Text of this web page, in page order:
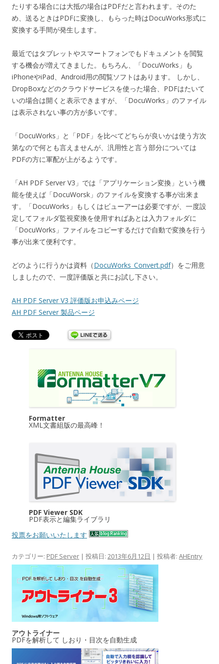
たりする場合には大抵の場合はPDFだと言われます。そのた
め、送るときはPDFに変換し、もらった時はDocuWorks形式に
変換する手間が発生します。
最近ではタブレットやスマートフォンでもドキュメントを閲覧
する機会が増えてきました。もちろん、「DocuWorks」も
iPhoneやiPad、Android用の閲覧ソフトはあります。 しかし、
DropBoxなどのクラウドサービスを使った場合、PDFはたいて
いの場合は開くと表示できますが、「DocuWorks」のファイル
は表示されない事の方が多いです。
「DocuWorks」と「PDF」を比べてどちらが良いかは使う方次
第なので何とも言えませんが、汎用性と言う部分については
PDFの方に軍配が上がるようです。
「AH PDF Server V3」では「アプリケーション変換」という機
能を使えば「DocuWorsk」のファイルを変換する事が出来ま
す。「DocuWorks」もしくはビューアーは必要ですが、一度設
定してフォルダ監視変換を使用すればあとは入力フォルダに
「DocuWorks」ファイルをコピーするだけで自動で変換を行う
事が出来て便利です。
どのように行うかは資料（DocuWorks_Convert.pdf）をご用意
しましたので、一度評価版と共にお試し下さい。
AH PDF Server V3 評価版お申込みページ
AH PDF Server 製品ページ
Formatter
XML文書組版の最高峰！
PDF Viewer SDK
PDF表示と編集ライブラリ
投票をお願いいたします
カテゴリー: PDF Server | 投稿日: 2013年6月12日 | 投稿者: AHEntry
アウトライナー
PDFを解析して しおり・目次を自動生成